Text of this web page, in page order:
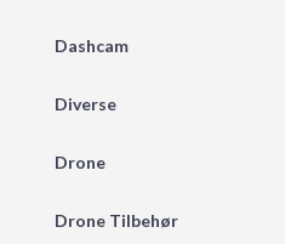
Dashcam
Diverse
Drone
Drone Tilbehør